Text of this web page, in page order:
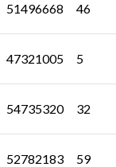
51496668 46
47321005 5
54735320 32
52782183 59